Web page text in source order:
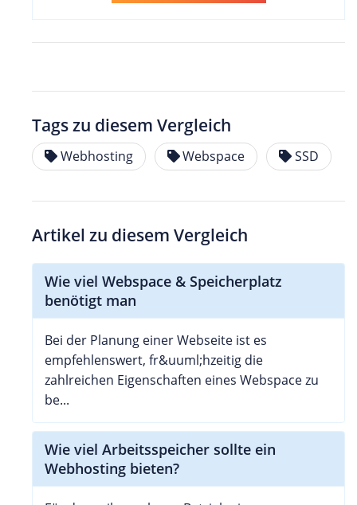
Tags zu diesem Vergleich
Webhosting Webspace SSD
Artikel zu diesem Vergleich
Wie viel Webspace & Speicherplatz
benötigt man
Bei der Planung einer Webseite ist es
empfehlenswert, fr&uuml;hzeitig die
zahlreichen Eigenschaften eines Webspace zu
be...
Wie viel Arbeitsspeicher sollte ein
Webhosting bieten?